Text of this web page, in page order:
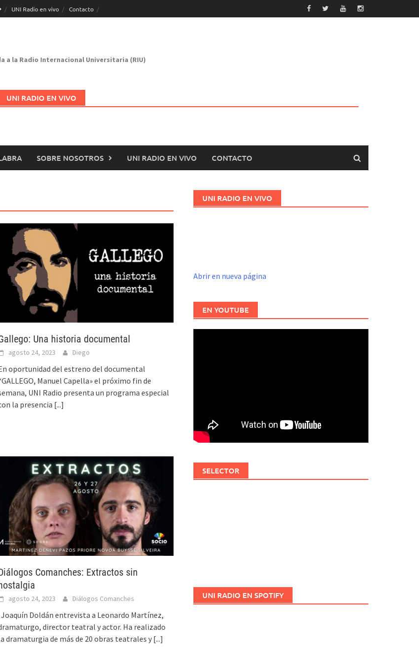
UNI Radio en vivo Contacto
a la Radio Internacional Universitaria (RIU)
UNI RADIO EN VIVO
SOBRE NOSOTROS UNI RADIO EN VIVO CONTACTO
Una historia documental
agosto 24, 2023 Diego
oportunidad del estreno del documental
Manuel Capella» el próximo fin de
UNI Radio presenta un programa especial
la presencia [...]
Comanches: Extractos sin
agosto 24, 2023 Diálogos Comanches
Joaquín Doldán entrevista a Leonardo Martínez,
director teatral y actor. Ha realizado
dramaturgia de más de 20 obras teatrales y [...]
UNI RADIO EN VIVO
Abrir en nueva página
EN YOUTUBE
SELECTOR
UNI RADIO EN SPOTIFY